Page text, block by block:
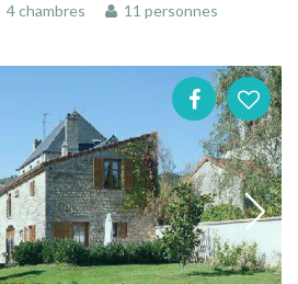
4 chambres 11 personnes